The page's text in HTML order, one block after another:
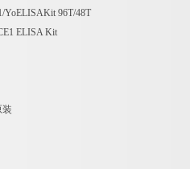
YoELISAKit 96T/48T
ELISA Kit
装